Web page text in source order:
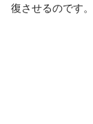
復させるのです。